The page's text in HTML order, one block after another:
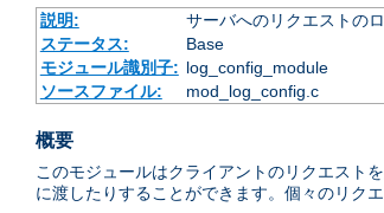
説明:
サーバへのリクエストの
ステータス:
Base
モジュール識別子: log_config_module
ソースファイル:
mod_log_config.c
概要
このモジュールはクライアントのリクエスト
に渡したりすることができます。個々のリク